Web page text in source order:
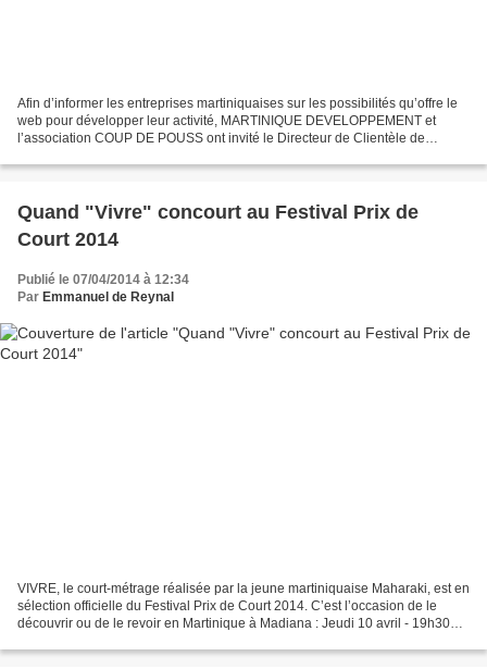
Afin d’informer les entreprises martiniquaises sur les possibilités qu’offre le
web pour développer leur activité, MARTINIQUE DEVELOPPEMENT et
l’association COUP DE POUSS ont invité le Directeur de Clientèle de
Quand "Vivre" concourt au Festival Prix de
Court 2014
Publié le 07/04/2014 à 12:34
Par Emmanuel de Reynal
VIVRE, le court-métrage réalisée par la jeune martiniquaise Maharaki, est en
sélection officielle du Festival Prix de Court 2014. C’est l’occasion de le
découvrir ou de le revoir en Martinique à Madiana : Jeudi 10 avril - 19h30